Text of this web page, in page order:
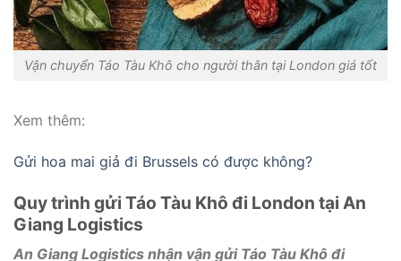
Vận chuyển Táo Tàu Khô cho người thân tại London giá tốt
Xem thêm:
Gửi hoa mai giả đi Brussels có được không?
Quy trình gửi Táo Tàu Khô đi London tại An
Giang Logistics
An Giang Logistics nhận vận gửi Táo Tàu Khô đi